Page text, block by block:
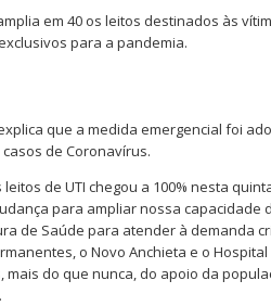
em 40 os leitos destinados às
para a pandemia.
que a medida emergencial foi
de Coronavírus.
de UTI chegou a 100% nesta
para ampliar nossa capacidade
de Saúde para atender à demanda
o Novo Anchieta e o Hospital
mais do que nunca, do apoio da